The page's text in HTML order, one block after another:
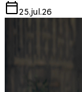
25.jul.26